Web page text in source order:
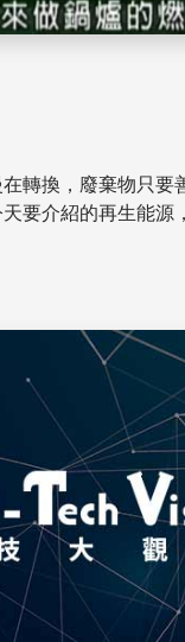
轉換，廢棄物只要
要介紹的再生能源